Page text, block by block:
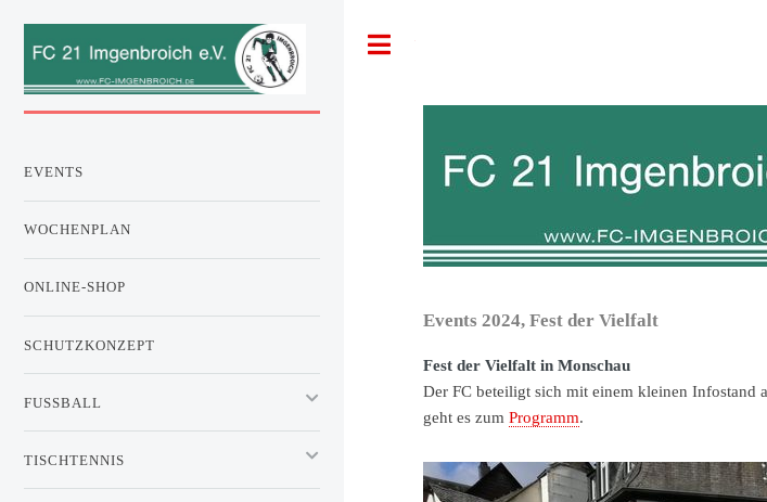
Events 2024, Fest der Vielfalt
Fest der Vielfalt in Monschau
Der FC beteiligt sich mit einem kleinen Infostand
geht es zumProgramm.
EVENTS
WOCHENPLAN
ONLINE-SHOP
SCHUTZKONZEPT
FUSSBALL
TISCHTENNIS
Toggle